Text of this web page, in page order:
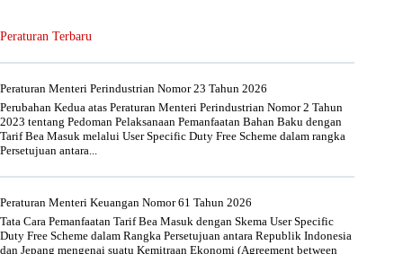
Peraturan Terbaru
Peraturan Menteri Perindustrian Nomor 23 Tahun 2026
Perubahan Kedua atas Peraturan Menteri Perindustrian Nomor 2 Tahun
2023 tentang Pedoman Pelaksanaan Pemanfaatan Bahan Baku dengan
Tarif Bea Masuk melalui User Specific Duty Free Scheme dalam rangka
Persetujuan antara...
Peraturan Menteri Keuangan Nomor 61 Tahun 2026
Tata Cara Pemanfaatan Tarif Bea Masuk dengan Skema User Specific
Duty Free Scheme dalam Rangka Persetujuan antara Republik Indonesia
dan Jepang mengenai suatu Kemitraan Ekonomi (Agreement between